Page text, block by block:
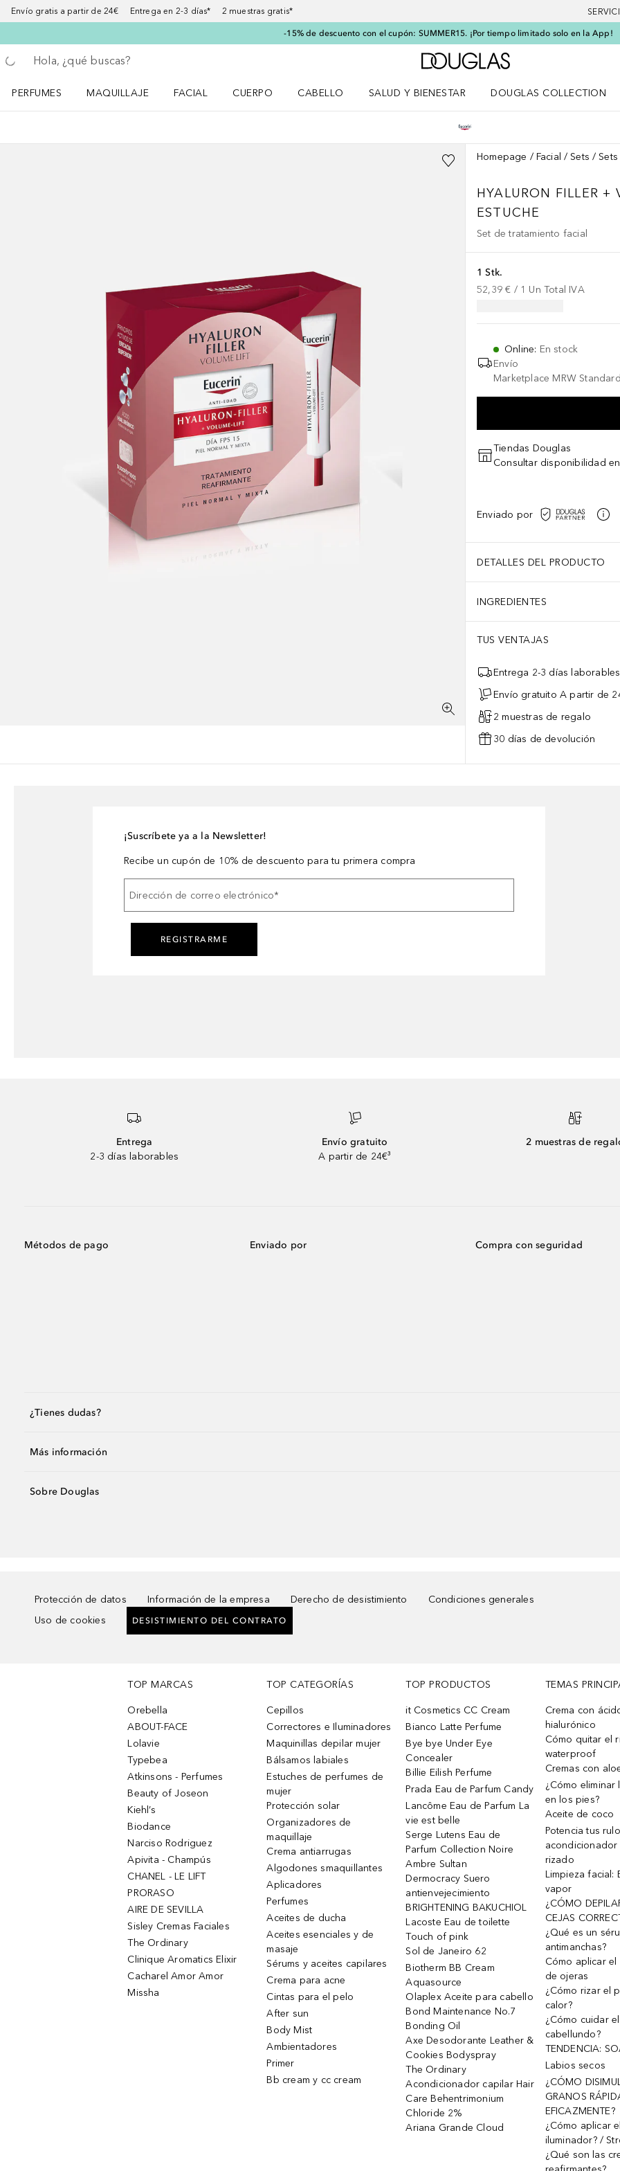
Envío gratis a partir de 24€ Entrega en 2-3 días* 2 muestras gratis*
-15% de descuento con el cupón: SUMMER15. ¡Por tiempo limitado solo en la App!
Regresar
Ejecutar búsqueda
A Douglas Home
PERFUMES
MAQUILLAJE
FACIAL
CUERPO
CABELLO
SALUD Y BIENESTAR
DOUGLAS COLLECTION
Homepage Facial Sets
HYALURON FILLER
ESTUCHE
Set de tratamiento facial
1 Stk.
52,39 € / 1 Un Total IVA
Online: En stock
Envío
Marketplace MRW
Tiendas Douglas
Consultar disponibilidad
Enviado por
DETALLES DEL PRODUCTO
INGREDIENTES
TUS VENTAJAS
Entrega 2-3 días laborables
Envío gratuito A partir de
2 muestras de regalo
30 días de devolución
¡Suscríbete ya a la Newsletter!
Recibe un cupón de 10% de descuento para tu primera compra
Dirección de correo electrónico*
REGISTRARME
Entrega
2-3 días laborables
Envío gratuito
A partir de 24€³
2 muestras de
Métodos de pago Enviado por Compra con seguridad
¿Tienes dudas?
Más información
Sobre Douglas
Protección de datos Información de la empresa Derecho de desistimiento
Condiciones generales
Uso de cookies
DESISTIMIENTO DEL CONTRATO
TOP MARCAS
Orebella
ABOUT-FACE
Lolavie
Typebea
Atkinsons - Perfumes
Beauty of Joseon
Kiehl’s
Biodance
Narciso Rodriguez
Apivita - Champús
CHANEL - LE LIFT
PRORASO
AIRE DE SEVILLA
Sisley Cremas Faciales
The Ordinary
Clinique Aromatics Elixir
Cacharel Amor Amor
Missha
TOP CATEGORÍAS
Cepillos
Correctores e Iluminadores
Maquinillas depilar mujer
Bálsamos labiales
Estuches de perfumes de
mujer
Protección solar
Organizadores de
maquillaje
Crema antiarrugas
Algodones smaquillantes
Aplicadores
Perfumes
Aceites de ducha
Aceites esenciales y de
masaje
Sérums y aceites capilares
Crema para acne
Cintas para el pelo
After sun
Body Mist
Ambientadores
Primer
Bb cream y cc cream
TOP PRODUCTOS
it Cosmetics CC Cream
Bianco Latte Perfume
Bye bye Under Eye
Concealer
Billie Eilish Perfume
Prada Eau de Parfum Candy
Lancôme Eau de Parfum La
vie est belle
Serge Lutens Eau de
Parfum Collection Noire
Ambre Sultan
Dermocracy Suero
antienvejecimiento
BRIGHTENING BAKUCHIOL
Lacoste Eau de toilette
Touch of pink
Sol de Janeiro 62
Biotherm BB Cream
Aquasource
Olaplex Aceite para cabello
Bond Maintenance No.7
Bonding Oil
Axe Desodorante Leather &
Cookies Bodyspray
The Ordinary
Acondicionador capilar Hair
Care Behentrimonium
Chloride 2%
Ariana Grande Cloud
TEMAS
Crema con
hialurónico
Cómo quitar el
waterproof
Cremas con
¿Cómo eliminar
en los pies?
Aceite de coco
Potencia tus
rizado
Limpieza facial:
vapor
¿CÓMO
CEJAS
¿Qué es un
antimanchas?
Cómo aplicar
de ojeras
¿Cómo rizar el
calor?
¿Cómo cuidar
cabellundo?
TENDENCIA:
Labios secos
¿CÓMO
GRANOS
EFICAZMENTE?
¿Cómo aplicar el
iluminador? /
¿Qué son las